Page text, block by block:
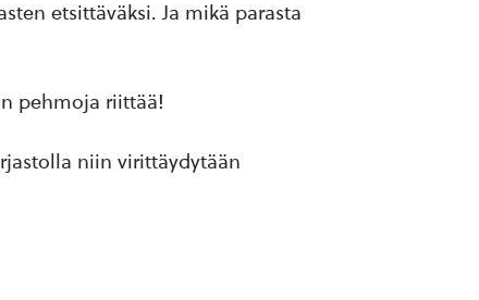
etsittäväksi. Ja mikä parasta
pehmoja riittää!
niin virittäydytään